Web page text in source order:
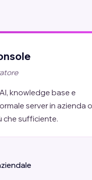
knowledge base e
server in azienda
che sufficiente.